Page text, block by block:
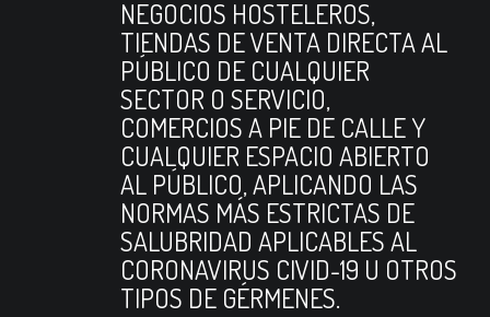
NEGOCIOS HOSTELEROS,
TIENDAS DE VENTA DIRECTA AL
PÚBLICO DE CUALQUIER
SECTOR O SERVICIO,
COMERCIOS A PIE DE CALLE Y
CUALQUIER ESPACIO ABIERTO
AL PÚBLICO, APLICANDO LAS
NORMAS MÁS ESTRICTAS DE
SALUBRIDAD APLICABLES AL
CORONAVIRUS CIVID-19 U OTROS
TIPOS DE GÉRMENES.